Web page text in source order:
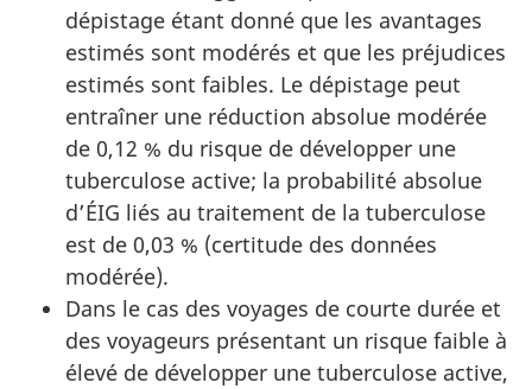
dépistage étant donné que les avantages
estimés sont modérés et que les préjudices
estimés sont faibles. Le dépistage peut
entraîner une réduction absolue modérée
de 0,12 % du risque de développer une
tuberculose active; la probabilité absolue
d’ÉIG liés au traitement de la tuberculose
est de 0,03 % (certitude des données
modérée).
Dans le cas des voyages de courte durée et
des voyageurs présentant un risque faible à
élevé de développer une tuberculose active,